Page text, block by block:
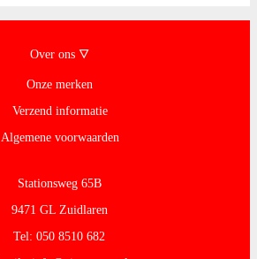
Over ons 🜄
Onze merken
Verzend informatie
Algemene voorwaarden
Stationsweg 65B
9471 GL Zuidlaren
Tel: 050 8510 682